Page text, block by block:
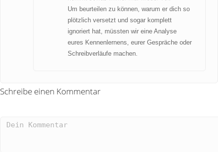
Um beurteilen zu können, warum er dich so
plötzlich versetzt und sogar komplett
ignoriert hat, müssten wir eine Analyse
eures Kennenlernens, eurer Gespräche oder
Schreibverläufe machen.
Schreibe einen Kommentar